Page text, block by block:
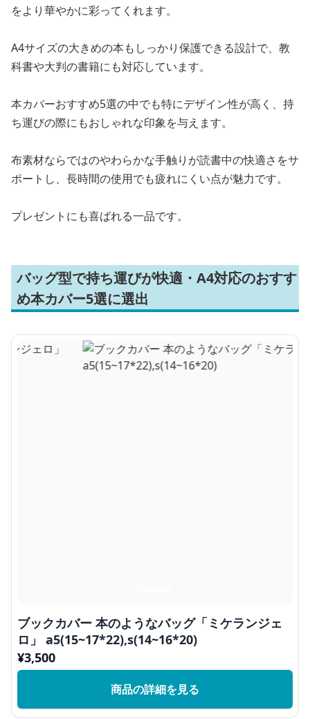
をより華やかに彩ってくれます。
A4サイズの大きめの本もしっかり保護できる設計で、教
科書や大判の書籍にも対応しています。
本カバーおすすめ5選の中でも特にデザイン性が高く、持
ち運びの際にもおしゃれな印象を与えます。
布素材ならではのやわらかな手触りが読書中の快適さをサ
ポートし、長時間の使用でも疲れにくい点が魅力です。
プレゼントにも喜ばれる一品です。
バッグ型で持ち運びが快適・A4対応のおすす
め本カバー5選に選出
ブックカバー 本のようなバッグ「ミケランジェ
ロ」 a5(15~17*22),s(14~16*20)
¥3,500
商品の詳細を見る